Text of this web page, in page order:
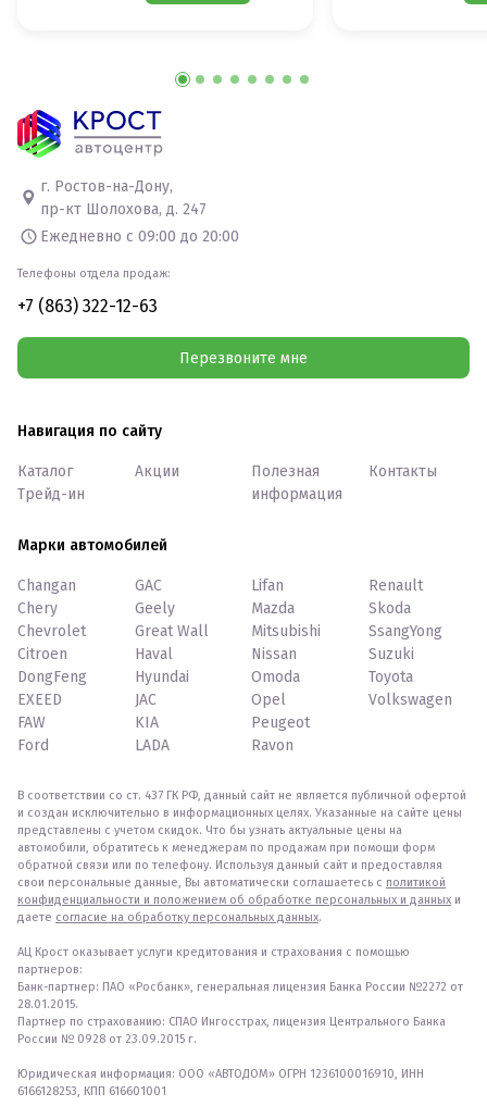
г. Ростов-на-Дону,
пр-кт Шолохова, д. 247
Ежедневно с 09:00 до 20:00
Телефоны отдела продаж:
+7 (863) 322-12-63
Перезвоните мне
Навигация по сайту
Каталог
Трейд-ин
Акции
Полезная
информация
Контакты
Марки автомобилей
Changan
Chery
Chevrolet
Citroen
DongFeng
EXEED
FAW
Ford
GAC
Geely
Great Wall
Haval
Hyundai
JAC
KIA
LADA
Lifan
Mazda
Mitsubishi
Nissan
Omoda
Opel
Peugeot
Ravon
Renault
Skoda
SsangYong
Suzuki
Toyota
Volkswagen
В соответствии со ст. 437 ГК РФ, данный сайт не является публичной офертой
и создан исключительно в информационных целях. Указанные на сайте цены
представлены с учетом скидок. Что бы узнать актуальные цены на
автомобили, обратитесь к менеджерам по продажам при помощи форм
обратной связи или по телефону. Используя данный сайт и предоставляя
свои персональные данные, Вы автоматически соглашаетесь с политикой
конфиденциальности и положением об обработке персональных и данных и
даете согласие на обработку персональных данных.
АЦ Крост оказывает услуги кредитования и страхования с помощью
партнеров:
Банк-партнер: ПАО «Росбанк», генеральная лицензия Банка России №2272 от
28.01.2015.
Партнер по страхованию: СПАО Ингосстрах, лицензия Центрального Банка
России № 0928 от 23.09.2015 г.
Юридическая информация: ООО «АВТОДОМ» ОГРН 1236100016910, ИНН
6166128253, КПП 616601001